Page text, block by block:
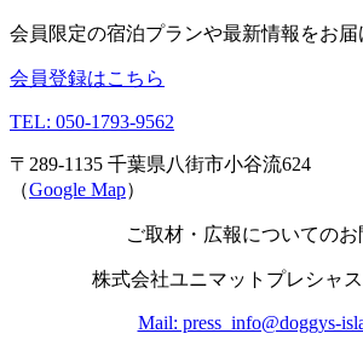
会員限定の宿泊プランや最新情報をお届
会員登録はこちら
TEL: 050-1793-9562
〒289-1135 千葉県八街市小谷流624
（Google Map）
ご取材・広報についてのお
株式会社ユニマットプレシャ
Mail: press_info@doggys-